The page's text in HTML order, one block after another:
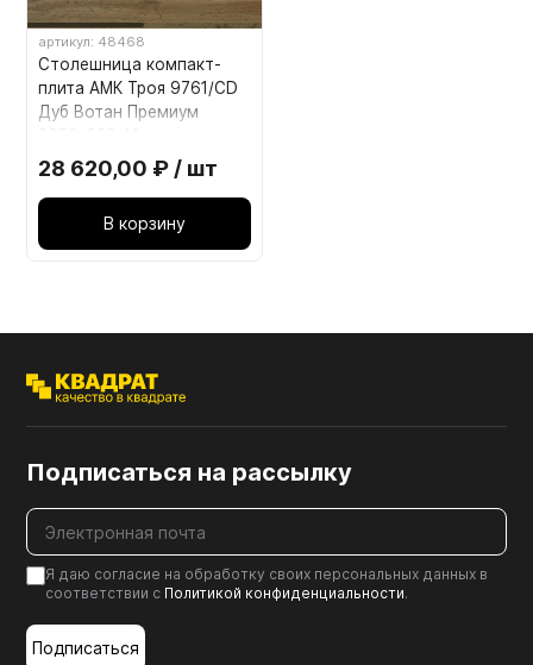
артикул: 48468
Столешница компакт-
плита АМК Троя 9761/CD
Дуб Вотан Премиум
28 620,00 ₽ / шт
В корзину
Подписаться на рассылку
Я даю согласие на обработку своих персональных данных в
соответствии с Политикой конфиденциальности.
Подписаться